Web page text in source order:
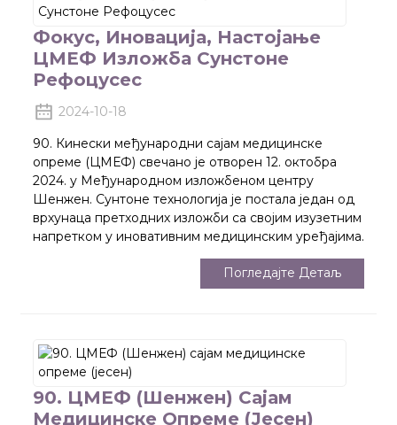
Фокус, Иновација, Настојање
ЦМЕФ Изложба Сунстоне
Рефоцусес
2024-10-18
90. Кинески међународни сајам медицинске
опреме (ЦМЕФ) свечано је отворен 12. октобра
2024. у Међународном изложбеном центру
Шенжен. Сунтоне технологија је постала један од
врхунаца претходних изложби са својим изузетним
напретком у иновативним медицинским уређајима.
Погледајте Детаљ
90. ЦМЕФ (Шенжен) Сајам
Медицинске Опреме (јесен)